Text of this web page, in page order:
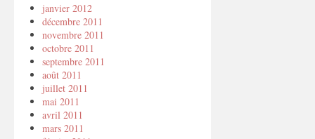
janvier 2012
décembre 2011
novembre 2011
octobre 2011
septembre 2011
août 2011
juillet 2011
mai 2011
avril 2011
mars 2011